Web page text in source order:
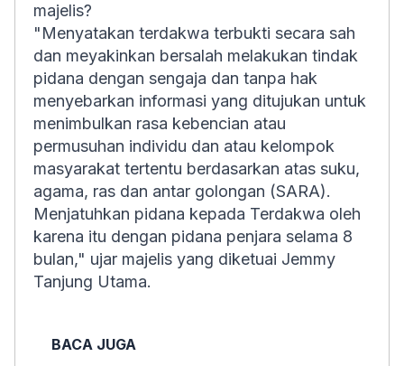
majelis?
"Menyatakan terdakwa terbukti secara sah
dan meyakinkan bersalah melakukan tindak
pidana dengan sengaja dan tanpa hak
menyebarkan informasi yang ditujukan untuk
menimbulkan rasa kebencian atau
permusuhan individu dan atau kelompok
masyarakat tertentu berdasarkan atas suku,
agama, ras dan antar golongan (SARA).
Menjatuhkan pidana kepada Terdakwa oleh
karena itu dengan pidana penjara selama 8
bulan," ujar majelis yang diketuai Jemmy
Tanjung Utama.
BACA JUGA